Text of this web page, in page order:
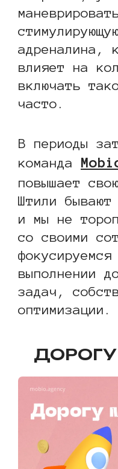
адреналина,
влияет на
включать
часто.
В периоды
команда
повышает
Штили
и мы не
со своими
выполнении
задач,
оптимизации.